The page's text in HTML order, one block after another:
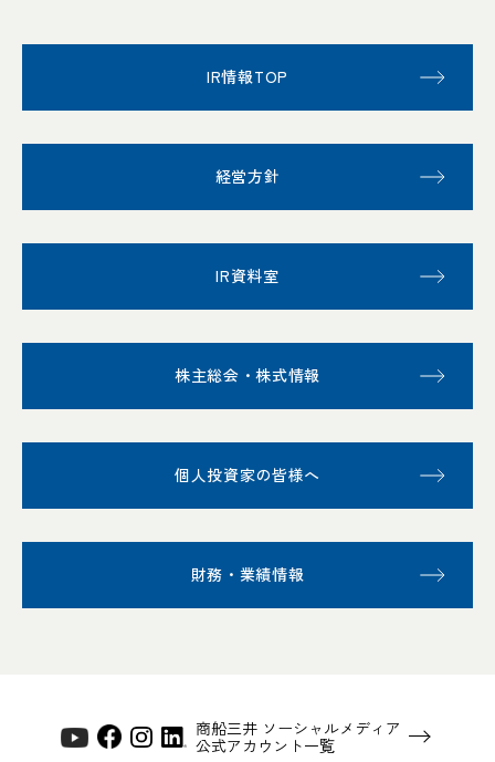
IR情報TOP
経営方針
IR資料室
株主総会・株式情報
個人投資家の皆様へ
財務・業績情報
商船三井 ソーシャルメディア
公式アカウント一覧